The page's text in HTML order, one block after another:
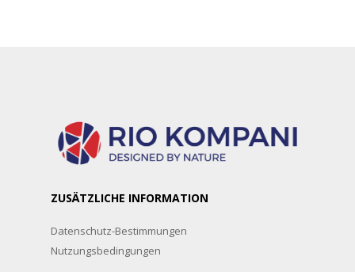
ZUSÄTZLICHE INFORMATION
Datenschutz-Bestimmungen
Nutzungsbedingungen